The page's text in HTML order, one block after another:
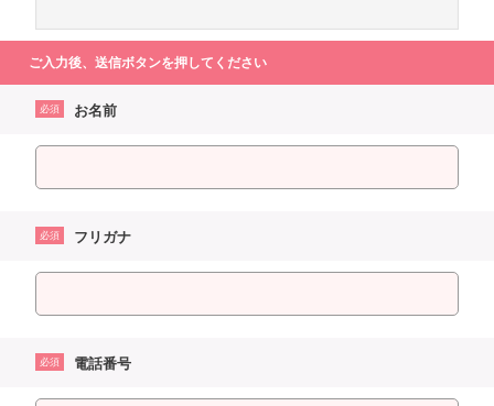
ご入力後、送信ボタンを押してください
必須 お名前
必須 フリガナ
必須 電話番号